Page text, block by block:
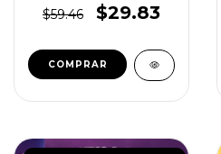
$59.46 $29.83